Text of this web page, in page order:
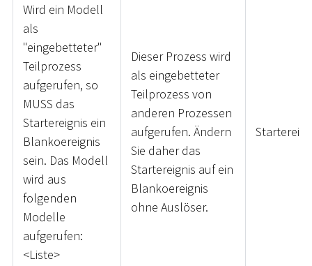
Wird ein Modell
als
"eingebetteter"
Teilprozess
aufgerufen, so
MUSS das
Startereignis ein
Blankoereignis
sein. Das Modell
wird aus
folgenden
Modelle
aufgerufen:
<Liste>
Dieser Prozess wird
als eingebetteter
Teilprozess von
anderen Prozessen
aufgerufen. Ändern
Sie daher das
Startereignis auf ein
Blankoereignis
ohne Auslöser.